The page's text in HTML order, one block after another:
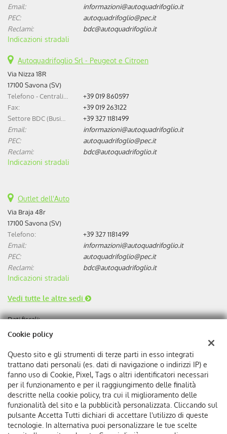
Email:
informazioni@autoquadrifoglio.it
PEC:
autoquadrifoglio@pec.it
Reclami:
bdc@autoquadrifoglio.it
Indicazioni stradali
Autoquadrifoglio Srl - Peugeot e Citroen
Via Nizza 18R
17100 Savona (SV)
+39 019 860597
Fax:
+39 019 263122
+39 327 1181499
Email:
informazioni@autoquadrifoglio.it
PEC:
autoquadrifoglio@pec.it
Reclami:
bdc@autoquadrifoglio.it
Indicazioni stradali
Outlet dell'Auto
Via Braja 48r
17100 Savona (SV)
Telefono:
+39 327 1181499
Email:
informazioni@autoquadrifoglio.it
PEC:
autoquadrifoglio@pec.it
Reclami:
bdc@autoquadrifoglio.it
Indicazioni stradali
Vedi tutte le altre sedi
Dati fiscali:
Autoquadrifoglio s.r.l
Via Bonini, 9, 17100 Savona
C.F/P.IVA:00384510095
Registro delle imprese:SV
REA:SV-75293
Cookie policy
Questo sito e gli strumenti di terze parti in esso integrati
trattano dati personali (es. dati di navigazione o indirizzi IP) e
fanno uso di Cookie, Pixel, Tags o altri identificatori necessari
per il funzionamento e per il raggiungimento delle finalità
descritte nella cookie policy, tra cui il miglioramento delle
funzionalità del sito e la pubblicità personalizzata. Cliccando sul
pulsante Accetta Tutti dichiari di accettare l'utilizzo di queste
tecnologie. In alternativa puoi personalizzare le tue scelte